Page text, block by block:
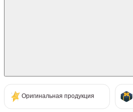
Оригинальная продукция